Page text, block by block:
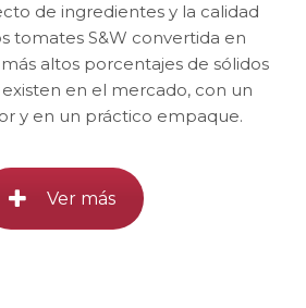
de ingredientes y la calidad
tomates S&W convertida en
altos porcentajes de sólidos
en el mercado, con un
y en un práctico empaque.
Ver más